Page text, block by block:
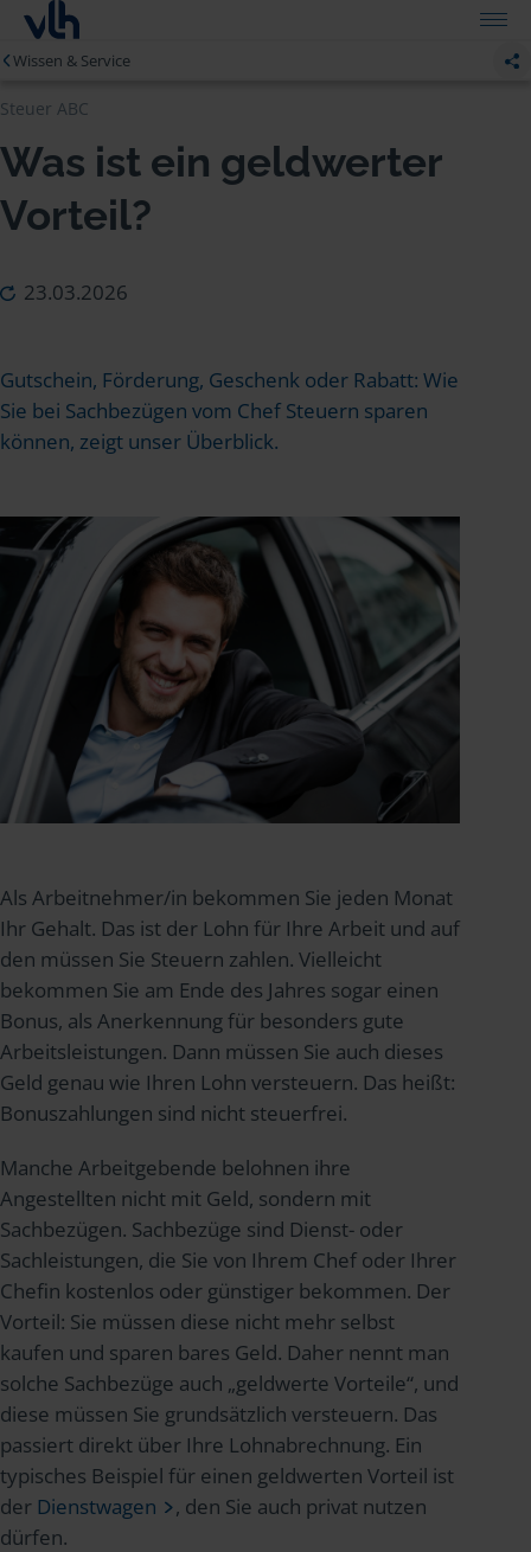
Wissen & Service
Steuer ABC
Was ist ein geldwerter
Vorteil?
23.03.2026
Gutschein, Förderung, Geschenk oder Rabatt: Wie
Sie bei Sachbezügen vom Chef Steuern sparen
können, zeigt unser Überblick.
Als Arbeitnehmer/in bekommen Sie jeden Monat
Ihr Gehalt. Das ist der Lohn für Ihre Arbeit und auf
den müssen Sie Steuern zahlen. Vielleicht
bekommen Sie am Ende des Jahres sogar einen
Bonus, als Anerkennung für besonders gute
Arbeitsleistungen. Dann müssen Sie auch dieses
Geld genau wie Ihren Lohn versteuern. Das heißt:
Bonuszahlungen sind nicht steuerfrei.
Manche Arbeitgebende belohnen ihre
Angestellten nicht mit Geld, sondern mit
Sachbezügen. Sachbezüge sind Dienst- oder
Sachleistungen, die Sie von Ihrem Chef oder Ihrer
Chefin kostenlos oder günstiger bekommen. Der
Vorteil: Sie müssen diese nicht mehr selbst
kaufen und sparen bares Geld. Daher nennt man
solche Sachbezüge auch „geldwerte Vorteile“, und
diese müssen Sie grundsätzlich versteuern. Das
passiert direkt über Ihre Lohnabrechnung. Ein
typisches Beispiel für einen geldwerten Vorteil ist
der Dienstwagen
, den Sie auch privat nutzen
dürfen.